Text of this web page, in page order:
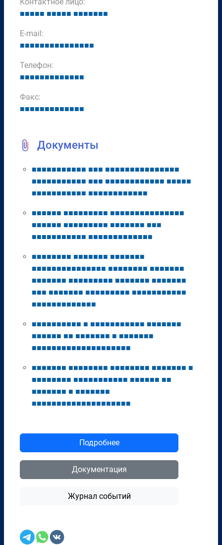
Контактное лицо:
■■■■■ ■■■■■ ■■■■■■■
E-mail:
■■■■■■■■■■■■■■■
Телефон:
■■■■■■■■■■■■■
Факс:
■■■■■■■■■■■■■
Документы
■■■■■■■■■■■ ■■■ ■■■■■■■■■■■■■■■
■■■■■■■■■■■ ■■■ ■■■■■■■■■■■■ ■■■■■
■■■■■■■■■■■ ■■■■■■■■■■■■
■■■■■■ ■■■■■■■■■ ■■■■■■■■■■■■■■■
■■■■■■ ■■■■■■■■■ ■■■■■■■ ■■■
■■■■■■■■■■■ ■■■■■■■■■■■■■
■■■■■■■■ ■■■■■■■ ■■■■■■■
■■■■■■■■■■■■■■■ ■■■■■■■■ ■■■■■■■
■■■■■■■ ■■■■■■■■■ ■■■■■■■ ■■■■■■■
■■■ ■■■■■■■ ■■■■■■■■■ ■■■■■■■■■■■
■■■■■■■■■■■■■
■■■■■■■■■■ ■ ■■■■■■■■■■■ ■■■■■■■
■■■■■■ ■■ ■■■■■■■ ■ ■■■■■■■
■■■■■■■■■■■■■■■■■■■■
■■■■■■■ ■■■■■■■■ ■■■■■■■■ ■■■■■■■ ■
■■■■■■■■ ■■■■■■■■■■■ ■■■■■■ ■■
■■■■■■■ ■ ■■■■■■■
■■■■■■■■■■■■■■■■■■■■
Подробнее
Документация
Журнал событий